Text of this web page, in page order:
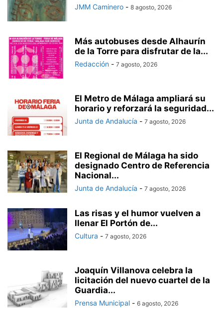
JMM Caminero - 8 agosto, 2026
Más autobuses desde Alhaurín
de la Torre para disfrutar de la...
Redacción - 7 agosto, 2026
El Metro de Málaga ampliará su
horario y reforzará la seguridad...
Junta de Andalucía - 7 agosto, 2026
El Regional de Málaga ha sido
designado Centro de Referencia
Nacional...
Junta de Andalucía - 7 agosto, 2026
Las risas y el humor vuelven a
llenar El Portón de...
Cultura - 7 agosto, 2026
Joaquín Villanova celebra la
licitación del nuevo cuartel de la
Guardia...
Prensa Municipal - 6 agosto, 2026